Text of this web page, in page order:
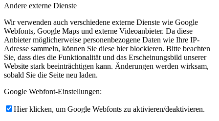
Andere externe Dienste
Wir verwenden auch verschiedene externe Dienste wie Google
Webfonts, Google Maps und externe Videoanbieter. Da diese
Anbieter möglicherweise personenbezogene Daten wie Ihre IP-
Adresse sammeln, können Sie diese hier blockieren. Bitte beachten
Sie, dass dies die Funktionalität und das Erscheinungsbild unserer
Website stark beeinträchtigen kann. Änderungen werden wirksam,
sobald Sie die Seite neu laden.
Google Webfont-Einstellungen:
Hier klicken, um Google Webfonts zu aktivieren/deaktivieren.